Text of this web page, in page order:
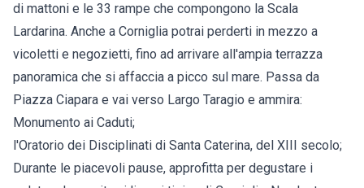
di mattoni e le 33 rampe che compongono la Scala
Lardarina. Anche a Corniglia potrai perderti in mezzo a
vicoletti e negozietti, fino ad arrivare all'ampia terrazza
panoramica che si affaccia a picco sul mare. Passa da
Piazza Ciapara e vai verso Largo Taragio e ammira:
Monumento ai Caduti;
l'Oratorio dei Disciplinati di Santa Caterina, del XIII secolo;
Durante le piacevoli pause, approfitta per degustare i